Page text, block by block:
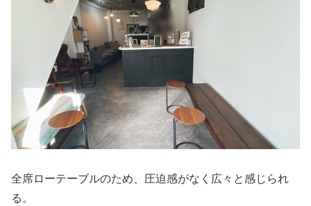
全席ローテーブルのため、圧迫感がなく広々と感じられ
る。